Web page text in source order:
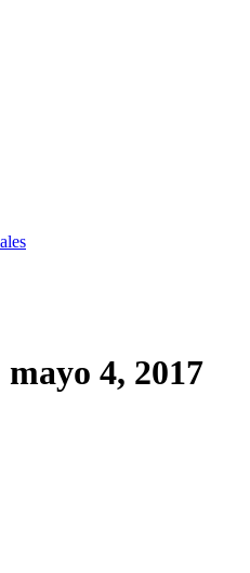
mayo 4, 2017